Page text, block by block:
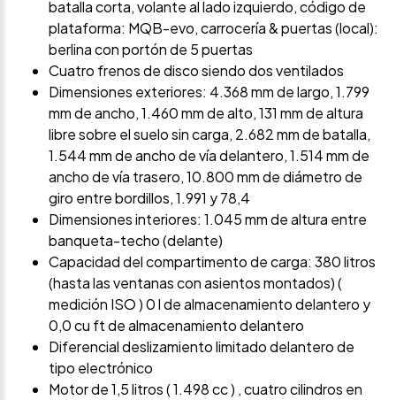
batalla corta, volante al lado izquierdo, código de
plataforma: MQB-evo, carrocería & puertas (local):
berlina con portón de 5 puertas
Cuatro frenos de disco siendo dos ventilados
Dimensiones exteriores: 4.368 mm de largo, 1.799
mm de ancho, 1.460 mm de alto, 131 mm de altura
libre sobre el suelo sin carga, 2.682 mm de batalla,
1.544 mm de ancho de vía delantero, 1.514 mm de
ancho de vía trasero, 10.800 mm de diámetro de
giro entre bordillos, 1.991 y 78,4
Dimensiones interiores: 1.045 mm de altura entre
banqueta-techo (delante)
Capacidad del compartimento de carga: 380 litros
(hasta las ventanas con asientos montados) (
medición ISO ) 0 l de almacenamiento delantero y
0,0 cu ft de almacenamiento delantero
Diferencial deslizamiento limitado delantero de
tipo electrónico
Motor de 1,5 litros ( 1.498 cc ) , cuatro cilindros en